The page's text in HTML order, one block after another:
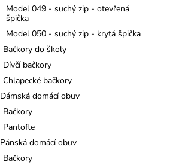
Model 049 - suchý zip - otevřená
špička
Model 050 - suchý zip - krytá špička
Bačkory do školy
Dívčí bačkory
Chlapecké bačkory
Dámská domácí obuv
Bačkory
Pantofle
Pánská domácí obuv
Bačkory